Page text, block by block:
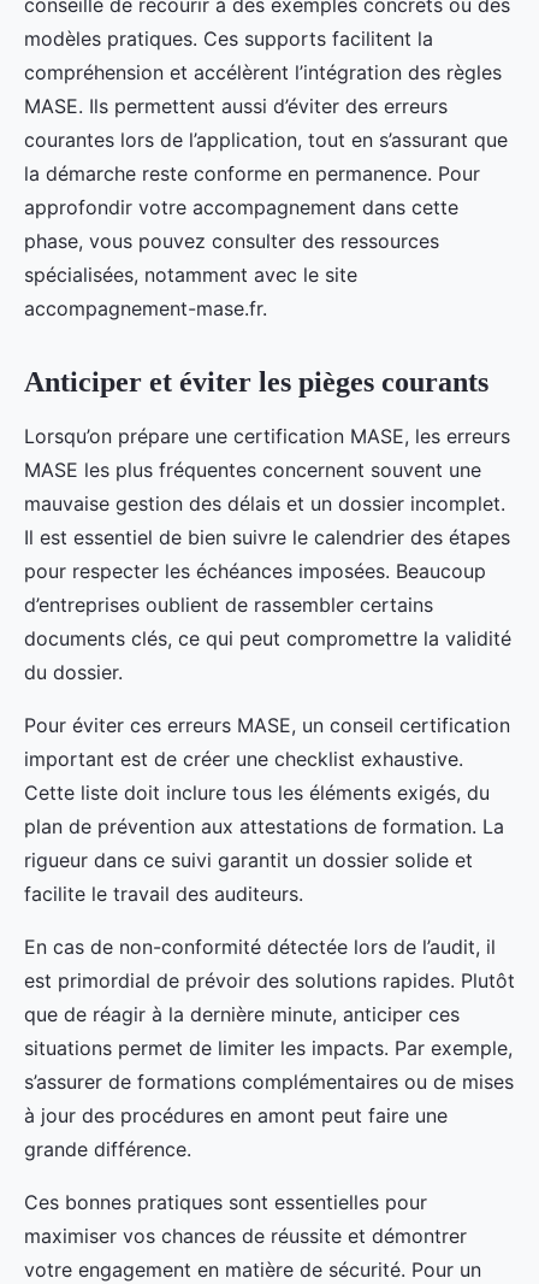
conseillé de recourir à des exemples concrets ou des
modèles pratiques. Ces supports facilitent la
compréhension et accélèrent l’intégration des règles
MASE. Ils permettent aussi d’éviter des erreurs
courantes lors de l’application, tout en s’assurant que
la démarche reste conforme en permanence. Pour
approfondir votre accompagnement dans cette
phase, vous pouvez consulter des ressources
spécialisées, notamment avec le site
accompagnement-mase.fr.
Anticiper et éviter les pièges courants
Lorsqu’on prépare une certification MASE, les erreurs
MASE les plus fréquentes concernent souvent une
mauvaise gestion des délais et un dossier incomplet.
Il est essentiel de bien suivre le calendrier des étapes
pour respecter les échéances imposées. Beaucoup
d’entreprises oublient de rassembler certains
documents clés, ce qui peut compromettre la validité
du dossier.
Pour éviter ces erreurs MASE, un conseil certification
important est de créer une checklist exhaustive.
Cette liste doit inclure tous les éléments exigés, du
plan de prévention aux attestations de formation. La
rigueur dans ce suivi garantit un dossier solide et
facilite le travail des auditeurs.
En cas de non-conformité détectée lors de l’audit, il
est primordial de prévoir des solutions rapides. Plutôt
que de réagir à la dernière minute, anticiper ces
situations permet de limiter les impacts. Par exemple,
s’assurer de formations complémentaires ou de mises
à jour des procédures en amont peut faire une
grande différence.
Ces bonnes pratiques sont essentielles pour
maximiser vos chances de réussite et démontrer
votre engagement en matière de sécurité. Pour un